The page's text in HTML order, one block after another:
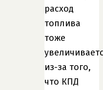
расход
топлива
тоже
из-за того,
что КПД